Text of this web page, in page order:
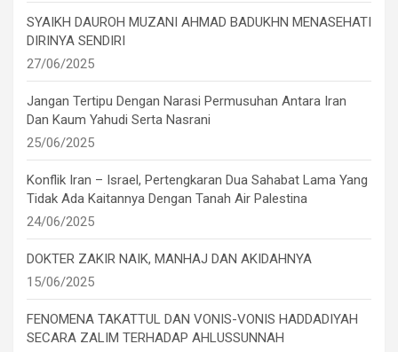
SYAIKH DAUROH MUZANI AHMAD BADUKHN MENASEHATI
DIRINYA SENDIRI
27/06/2025
Jangan Tertipu Dengan Narasi Permusuhan Antara Iran
Dan Kaum Yahudi Serta Nasrani
25/06/2025
Konflik Iran – Israel, Pertengkaran Dua Sahabat Lama Yang
Tidak Ada Kaitannya Dengan Tanah Air Palestina
24/06/2025
DOKTER ZAKIR NAIK, MANHAJ DAN AKIDAHNYA
15/06/2025
FENOMENA TAKATTUL DAN VONIS-VONIS HADDADIYAH
SECARA ZALIM TERHADAP AHLUSSUNNAH